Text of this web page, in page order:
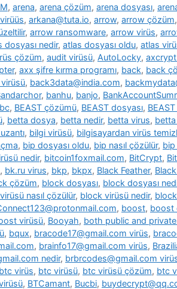
, arena, arena çözüm, arena dosyası,
, arkana@tuta.io, arrow, arrow çözüm,
, arrow ransomware, arrow virüs,
dosyası nedir, atlas dosyası oldu, atlas
çözüm, audit virüsü, AutoLocky,
, axx şifre kırma programı, back, back
, back3data@india.com,
, banhu, banjo,
, BEAST çözümü, BEAST dosyası, BEAST
, betta dosya, betta nedir, betta virus,
, bilgi virüsü, bilgisayardan virüs
, bip dosyası oldu, bip nasıl çözülür, bip
nedir, bitcoin1foxmail.com, BitCrypt,
, bk.ru virus, bkp, bkpx, Black Feather,
çözüm, block dosyası, block dosyası
nasıl çözülür, block virüsü nedir,
, boost, boost
virüsü, Booyah, both public and
, bqux, bracode17@gmail.com virüs,
, brainfo17@gmail.com virüs,
nedir, brbrcodes@gmail.com
btc virüs, btc virüsü, btc virüsü çözüm, btc
, BTCamant, Bucbi,